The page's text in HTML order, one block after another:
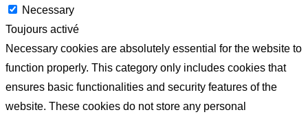
Necessary
Toujours activé
Necessary cookies are absolutely essential for the website to
function properly. This category only includes cookies that
ensures basic functionalities and security features of the
website. These cookies do not store any personal